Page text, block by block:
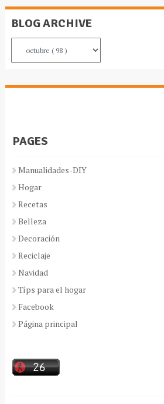
BLOG ARCHIVE
PAGES
Manualidades-DIY
Hogar
Recetas
Belleza
Decoración
Reciclaje
Navidad
Típs para el hogar
Facebook
Página principal